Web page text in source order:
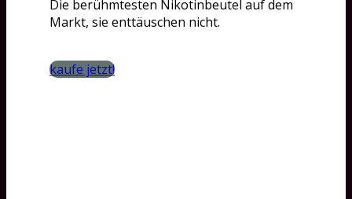
Die berühmtesten Nikotinbeutel auf dem
Markt, sie enttäuschen nicht.
kaufe jetzt!